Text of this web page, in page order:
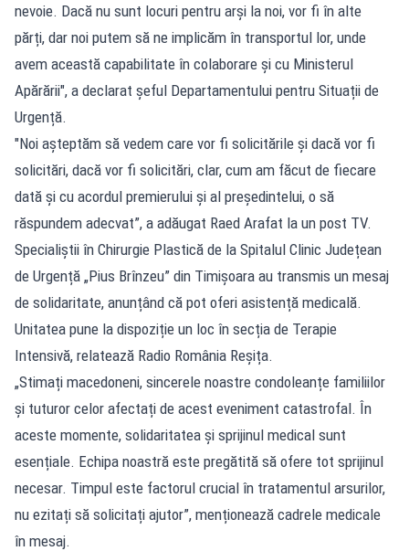
nevoie. Dacă nu sunt locuri pentru arși la noi, vor fi în alte
părți, dar noi putem să ne implicăm în transportul lor, unde
avem această capabilitate în colaborare și cu Ministerul
Apărării", a declarat șeful Departamentului pentru Situații de
Urgență.
"Noi așteptăm să vedem care vor fi solicitările și dacă vor fi
solicitări, dacă vor fi solicitări, clar, cum am făcut de fiecare
dată și cu acordul premierului și al președintelui, o să
răspundem adecvat”, a adăugat Raed Arafat la un post TV.
Specialiștii în Chirurgie Plastică de la Spitalul Clinic Județean
de Urgență „Pius Brînzeu” din Timișoara au transmis un mesaj
de solidaritate, anunțând că pot oferi asistență medicală.
Unitatea pune la dispoziție un loc în secția de Terapie
Intensivă, relatează Radio România Reșița.
„Stimați macedoneni, sincerele noastre condoleanțe familiilor
și tuturor celor afectați de acest eveniment catastrofal. În
aceste momente, solidaritatea și sprijinul medical sunt
esențiale. Echipa noastră este pregătită să ofere tot sprijinul
necesar. Timpul este factorul crucial în tratamentul arsurilor,
nu ezitați să solicitați ajutor”, menționează cadrele medicale
în mesaj.